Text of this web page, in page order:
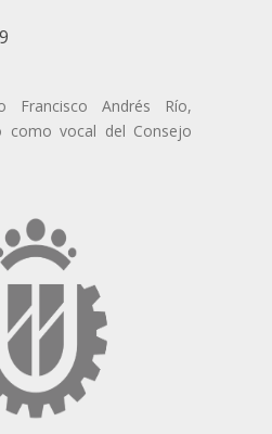
Francisco Andrés Río,
como vocal del Consejo